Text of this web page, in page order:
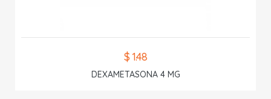
$ 1.48
DEXAMETASONA 4 MG